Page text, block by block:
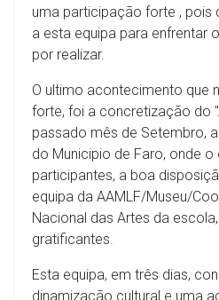
uma participação forte , pois
a esta equipa para enfrentar
por realizar.
O ultimo acontecimento que
forte, foi a concretização do
passado mês de Setembro,
do Municipio de Faro, onde
participantes, a boa
equipa da AAMLF/Museu/
Nacional das Artes da
gratificantes.
Esta equipa, em três dias,
dinamização cultural e uma